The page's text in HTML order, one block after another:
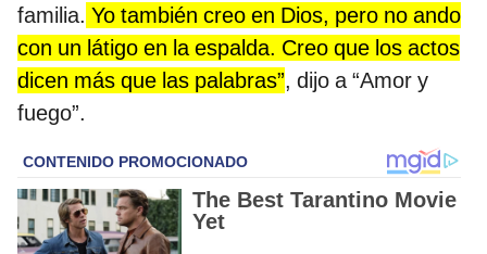
familia. Yo también creo en Dios, pero no ando
con un látigo en la espalda. Creo que los actos
dicen más que las palabras”, dijo a “Amor y
fuego”.